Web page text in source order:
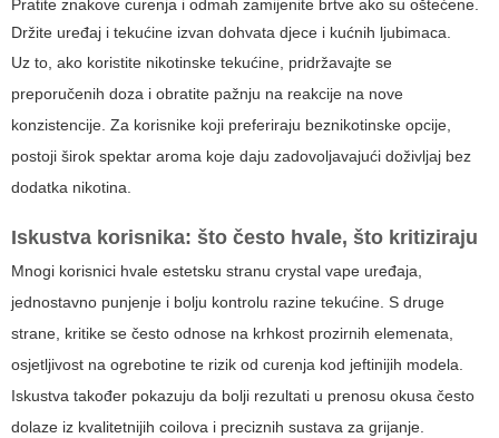
Pratite znakove curenja i odmah zamijenite brtve ako su oštećene.
Držite uređaj i tekućine izvan dohvata djece i kućnih ljubimaca.
Uz to, ako koristite nikotinske tekućine, pridržavajte se
preporučenih doza i obratite pažnju na reakcije na nove
konzistencije. Za korisnike koji preferiraju beznikotinske opcije,
postoji širok spektar aroma koje daju zadovoljavajući doživljaj bez
dodatka nikotina.
Iskustva korisnika: što često hvale, što kritiziraju
Mnogi korisnici hvale estetsku stranu crystal vape uređaja,
jednostavno punjenje i bolju kontrolu razine tekućine. S druge
strane, kritike se često odnose na krhkost prozirnih elemenata,
osjetljivost na ogrebotine te rizik od curenja kod jeftinijih modela.
Iskustva također pokazuju da bolji rezultati u prenosu okusa često
dolaze iz kvalitetnijih coilova i preciznih sustava za grijanje.